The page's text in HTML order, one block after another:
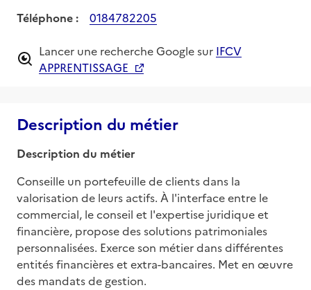
Téléphone :
0184782205
Lancer une recherche Google sur IFCV
APPRENTISSAGE
Description du métier
Description du métier
Conseille un portefeuille de clients dans la
valorisation de leurs actifs. À l'interface entre le
commercial, le conseil et l'expertise juridique et
financière, propose des solutions patrimoniales
personnalisées. Exerce son métier dans différentes
entités financières et extra-bancaires. Met en œuvre
des mandats de gestion.